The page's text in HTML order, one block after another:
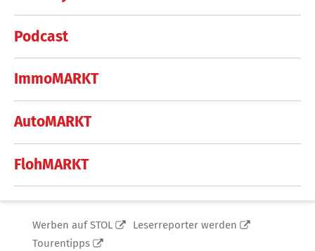
Podcast
ImmoMARKT
AutoMARKT
FlohMARKT
Werben auf STOL
Leserreporter werden
Tourentipps